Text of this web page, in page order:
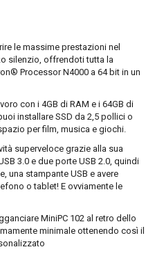
le massime prestazioni nel
silenzio, offrendoti tutta la
Processor N4000 a 64 bit in un
con i 4GB di RAM e i 64GB di
installare SSD da 2,5 pollici o
per film, musica e giochi.
superveloce grazie alla sua
3.0 e due porte USB 2.0, quindi
una stampante USB e avere
o tablet! E ovviamente le
MiniPC 102 al retro dello
minimale ottenendo così il